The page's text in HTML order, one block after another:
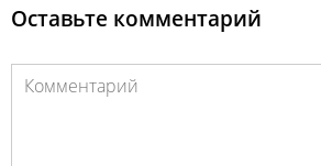
Оставьте комментарий